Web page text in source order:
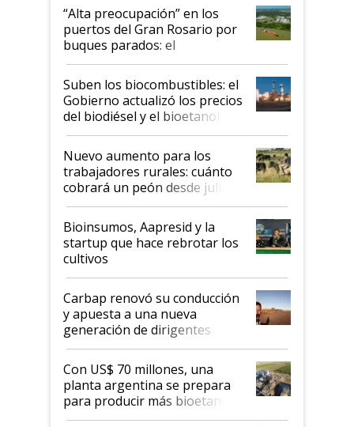
“Alta preocupación” en los
puertos del Gran Rosario por
buques parados: el
funcionamiento de las
exportadoras en tensión tras
la medida de fuerza de los
prácticos
Suben los biocombustibles: el
Gobierno actualizó los precios
del biodiésel y el bioetanol
Nuevo aumento para los
trabajadores rurales: cuánto
cobrará un peón desde julio
Bioinsumos, Aapresid y la
startup que hace rebrotar los
cultivos
Carbap renovó su conducción
y apuesta a una nueva
generación de dirigentes
rurales
Con US$ 70 millones, una
planta argentina se prepara
para producir más bioetanol
que nunca